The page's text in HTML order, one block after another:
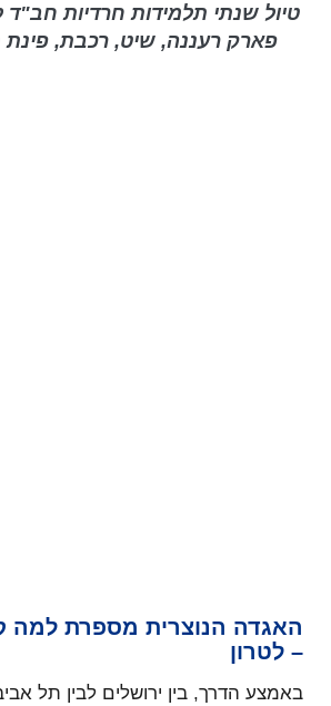
טיול שנתי תלמידות חרדיות חב"ד
פארק רעננה, שיט, רכבת, פינת חי,
האגדה הנוצרית מספרת למה
– לטרון
באמצע הדרך, בין ירושלים לבין תל